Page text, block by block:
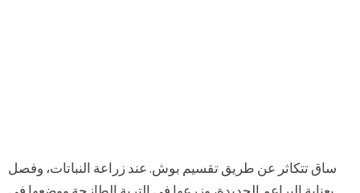
ساق تتكاثر عن طريق تقسيم بوش. عند زراعة النباتات، وفصل